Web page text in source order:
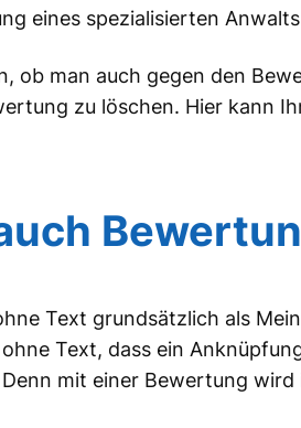
eines spezialisierten
ob man auch gegen den
zu löschen. Hier kann
Text grundsätzlich als
Text, dass ein
mit einer Bewertung